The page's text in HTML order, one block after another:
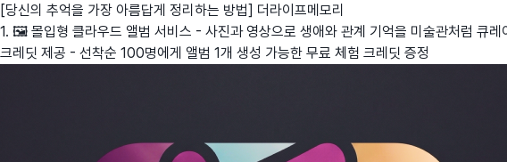
[당신의 추억을 가장 아름답게 정리하는 방법] 더라이프메모리
1. 🖼️ 몰입형 클라우드 앨범 서비스 - 사진과 영상으로 생애와 관계 기억을 미술관처럼 큐
크레딧 제공 - 선착순 100명에게 앨범 1개 생성 가능한 무료 체험 크레딧 증정